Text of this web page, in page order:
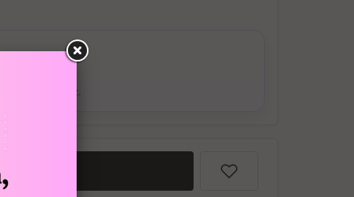
Verebilirsiniz.